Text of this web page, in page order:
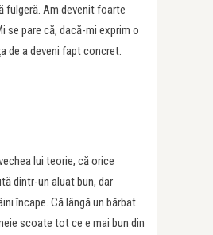
fulgeră. Am devenit foarte
se pare că, dacă-mi exprim o
de a deveni fapt concret.
lui teorie, că orice
dintr-un aluat bun, dar
încape. Că lângă un bărbat
scoate tot ce e mai bun din